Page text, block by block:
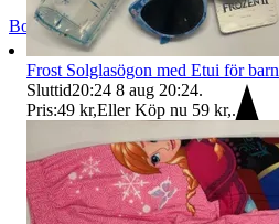
Borås,Sverige
Frost Solglasögon med Etui för barn
Sluttid20:24 8 aug 20:24.
Pris:49 kr,Eller Köp nu 59 kr,.